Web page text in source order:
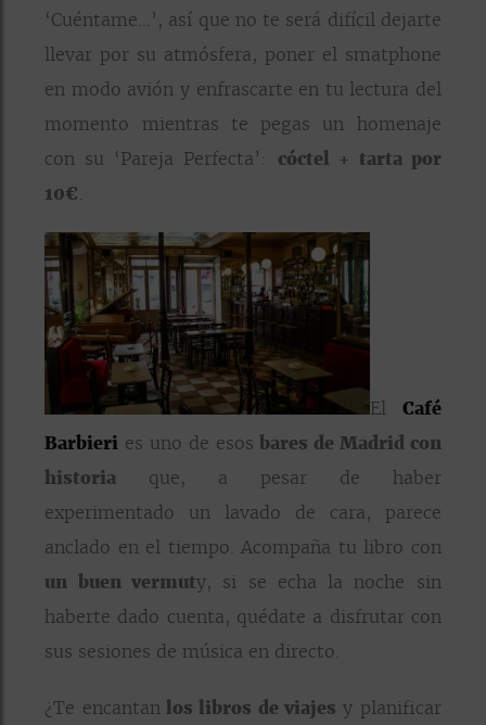
‘Cuéntame…’, así que no te será difícil dejarte
llevar por su atmósfera, poner el smatphone
en modo avión y enfrascarte en tu lectura del
momento mientras te pegas un homenaje
con su ‘Pareja Perfecta’: cóctel + tarta por
10€.
El Café
Barbieri es uno de esosbares de Madrid con
historia que, a pesar de haber
experimentado un lavado de cara, parece
anclado en el tiempo. Acompaña tu libro con
un buen vermuty, si se echa la noche sin
haberte dado cuenta, quédate a disfrutar con
sus sesiones de música en directo.
¿Te encantanlos libros de viajes y planificar